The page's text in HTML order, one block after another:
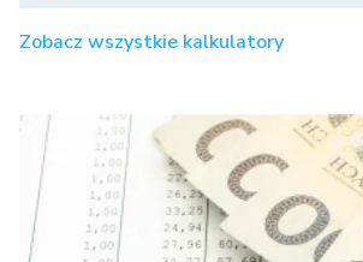
Zobacz wszystkie kalkulatory